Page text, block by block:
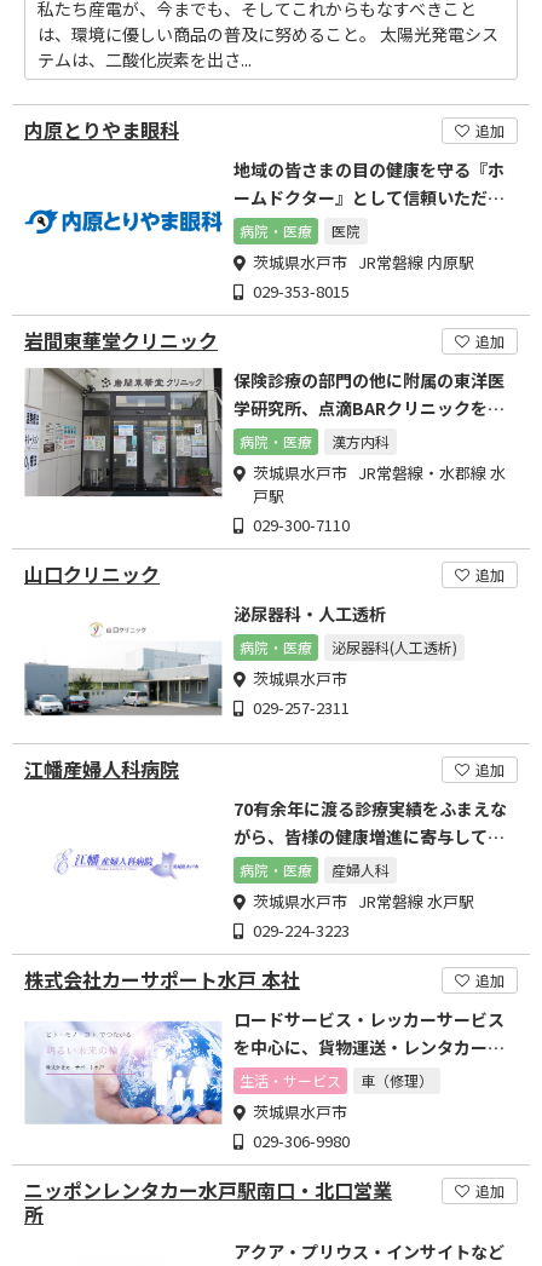
私たち産電が、今までも、そしてこれからもなすべきこと
は、環境に優しい商品の普及に努めること。 太陽光発電シス
テムは、二酸化炭素を出さ...
内原とりやま眼科 追加
地域の皆さまの目の健康を守る『ホ
ームドクター』として信頼いただけ
る眼科医を目指します
病院・医療 医院
茨城県水戸市 JR常磐線 内原駅
029-353-8015
岩間東華堂クリニック 追加
保険診療の部門の他に附属の東洋医
学研究所、点滴BARクリニックを併
設しています。
病院・医療 漢方内科
茨城県水戸市 JR常磐線・水郡線 水
戸駅
029-300-7110
山口クリニック 追加
泌尿器科・人工透析
病院・医療 泌尿器科(人工透析)
茨城県水戸市
029-257-2311
江幡産婦人科病院 追加
70有余年に渡る診療実績をふまえな
がら、皆様の健康増進に寄与してま
いります。
病院・医療 産婦人科
茨城県水戸市 JR常磐線 水戸駅
029-224-3223
株式会社カーサポート水戸 本社 追加
ロードサービス・レッカーサービス
を中心に、貨物運送・レンタカー業
務など
生活・サービス 車（修理）
茨城県水戸市
029-306-9980
ニッポンレンタカー水戸駅南口・北口営業
所
追加
アクア・プリウス・インサイトなど